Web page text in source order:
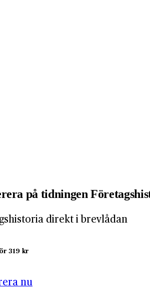
på tidningen
direkt i brevlådan
319 kr
nu